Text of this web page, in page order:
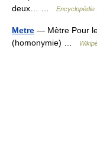
deux… …
Encyclopédie
Metre — Mètre Pour
(homonymie) …